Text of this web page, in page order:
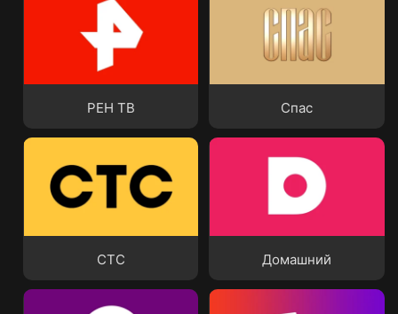
РЕН ТВ Спас
СТС Домашний